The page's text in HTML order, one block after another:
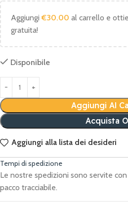
Aggiungi€30.00 al carrello e
gratuita!
Disponibile
Aggiungi Al
Acquista
Aggiungi alla lista dei desideri
Tempi di spedizione
Le nostre spedizioni sono servite
pacco tracciabile.